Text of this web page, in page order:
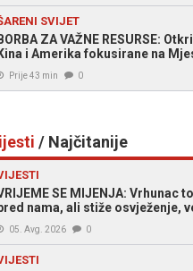
SVIJET
ZA VAŽNE RESURSE:
i Amerika fokusirane na
Prije 43 min 0
/ Najčitanije
SE MIJENJA: Vrhunac
nama, ali stiže osvježenje,
05. Avg. 2026 0